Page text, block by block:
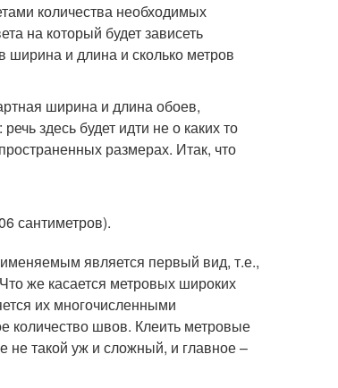
количества необходимых
на который будет зависеть
ширина и длина и сколько метров
ширина и длина обоев,
здесь будет идти не о каких то
размерах. Итак, что
сантиметров).
является первый вид, т.е.,
же касается метровых широких
их многочисленными
количество швов. Клеить метровые
не такой уж и сложный, и главное –